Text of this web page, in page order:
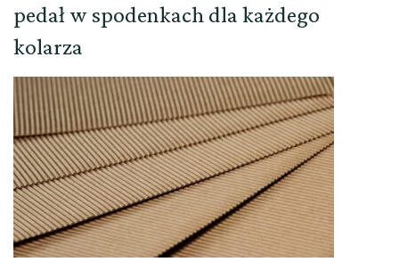
pedał w spodenkach dla każdego
kolarza